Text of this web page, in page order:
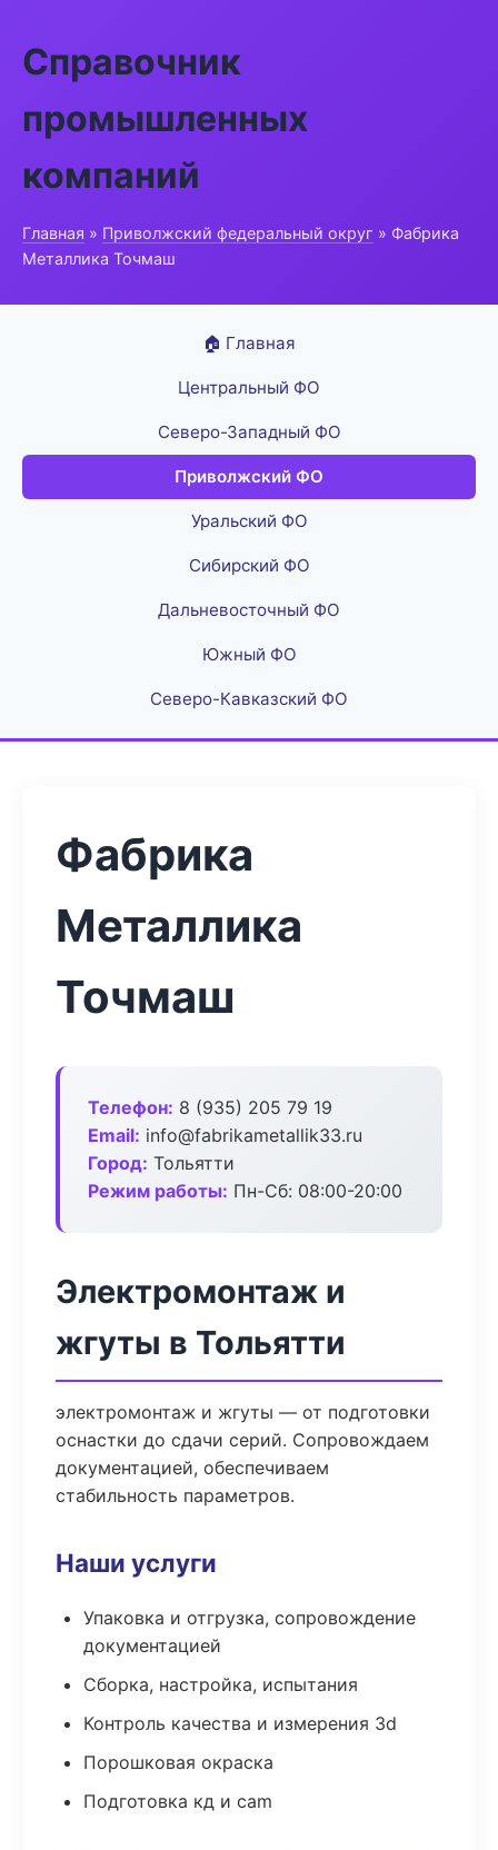
Справочник
промышленных
компаний
Главная » Приволжский федеральный округ » Фабрика
Металлика Точмаш
🏠 Главная
Центральный ФО
Северо-Западный ФО
Приволжский ФО
Уральский ФО
Сибирский ФО
Дальневосточный ФО
Южный ФО
Северо-Кавказский ФО
Фабрика
Металлика
Точмаш
Телефон: 8 (935) 205 79 19
Email: info@fabrikametallik33.ru
Город: Тольятти
Режим работы: Пн-Сб: 08:00-20:00
Электромонтаж и
жгуты в Тольятти
электромонтаж и жгуты — от подготовки
оснастки до сдачи серий. Сопровождаем
документацией, обеспечиваем
стабильность параметров.
Наши услуги
Упаковка и отгрузка, сопровождение
документацией
Сборка, настройка, испытания
Контроль качества и измерения 3d
Порошковая окраска
Подготовка кд и cam